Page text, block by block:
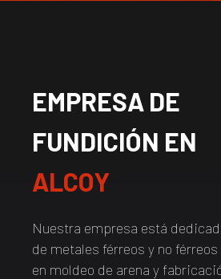
EMPRESA DE
FUNDICIÓN EN
ALCOY
Nuestra empresa está
de metales férreos y no férreos
en moldeo de arena y